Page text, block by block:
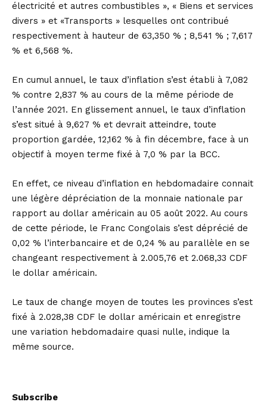
électricité et autres combustibles », « Biens et services
divers » et «Transports » lesquelles ont contribué
respectivement à hauteur de 63,350 % ; 8,541 % ; 7,617
% et 6,568 %.
En cumul annuel, le taux d’inflation s’est établi à 7,082
% contre 2,837 % au cours de la même période de
l’année 2021. En glissement annuel, le taux d’inflation
s’est situé à 9,627 % et devrait atteindre, toute
proportion gardée, 12,162 % à fin décembre, face à un
objectif à moyen terme fixé à 7,0 % par la BCC.
En effet, ce niveau d’inflation en hebdomadaire connait
une légère dépréciation de la monnaie nationale par
rapport au dollar américain au 05 août 2022. Au cours
de cette période, le Franc Congolais s’est déprécié de
0,02 % l’interbancaire et de 0,24 % au parallèle en se
changeant respectivement à 2.005,76 et 2.068,33 CDF
le dollar américain.
Le taux de change moyen de toutes les provinces s’est
fixé à 2.028,38 CDF le dollar américain et enregistre
une variation hebdomadaire quasi nulle, indique la
même source.
Subscribe